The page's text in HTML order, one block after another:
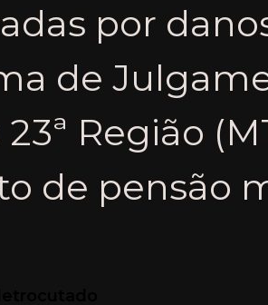
por
de
Região
de pensão